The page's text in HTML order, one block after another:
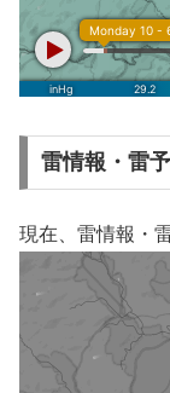
雷情報・雷
現在、雷情報・